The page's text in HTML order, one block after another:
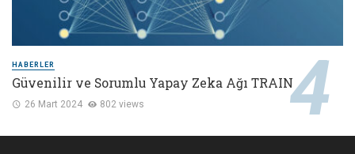
HABERLER
Güvenilir ve Sorumlu Yapay Zeka Ağı TRAIN
26 Mart 2024 802 views